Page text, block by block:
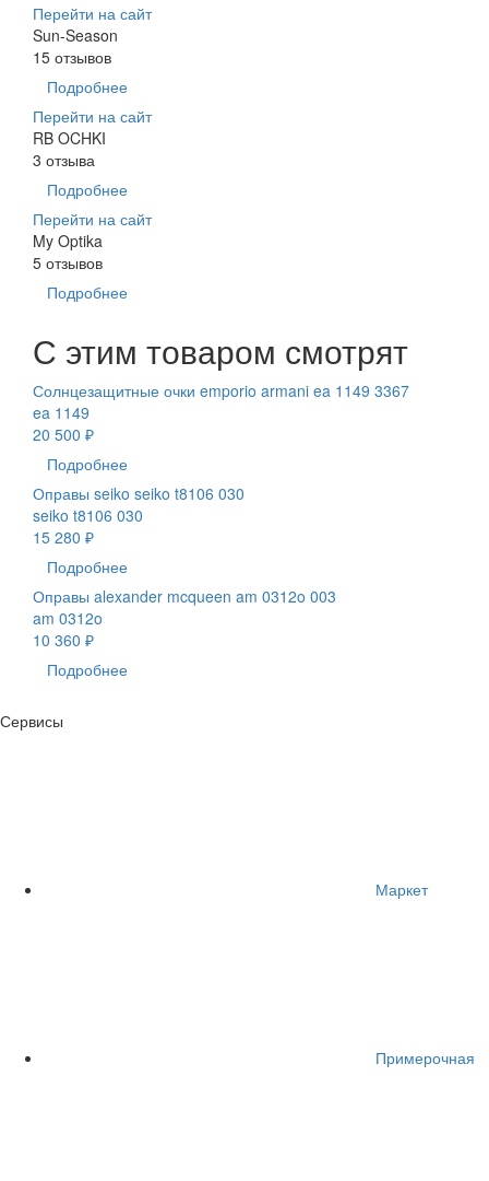
Перейти на сайт
Sun-Season
15 отзывов
Подробнее
Перейти на сайт
RB OCHKI
3 отзыва
Подробнее
Перейти на сайт
My Optika
5 отзывов
Подробнее
С этим товаром смотрят
Солнцезащитные очки emporio armani ea 1149 3367
ea 1149
20 500 ₽
Подробнее
Оправы seiko seiko t8106 030
seiko t8106 030
15 280 ₽
Подробнее
Оправы alexander mcqueen am 0312o 003
am 0312o
10 360 ₽
Подробнее
Сервисы
Маркет
Примерочная